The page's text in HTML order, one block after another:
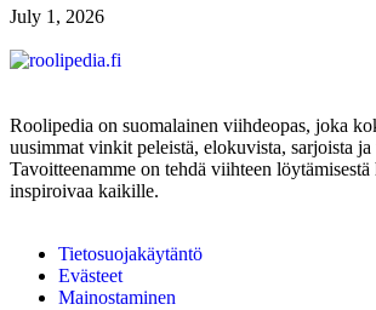
July 1, 2026
Roolipedia on suomalainen viihdeopas, joka
uusimmat vinkit peleistä, elokuvista, sarjoista ja
Tavoitteenamme on tehdä viihteen löytämisestä
inspiroivaa kaikille.
Tietosuojakäytäntö
Evästeet
Mainostaminen